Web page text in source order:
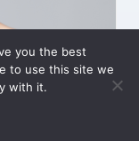
ร้างลุ
you the best
to use this site we
with it.